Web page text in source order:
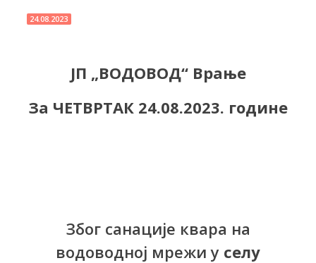
24.08.2023
ЈП „ВОДОВОД“ Врање
За ЧЕТВРТАК 24.08.2023. године
Због санације квара на
водоводној мрежи у селу